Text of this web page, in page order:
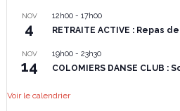
NOV
4
12h00- 17h00
RETRAITE ACTIVE : Repas
NOV
14
19h00- 23h30
COLOMIERS DANSE CLUB :
Voir le calendrier